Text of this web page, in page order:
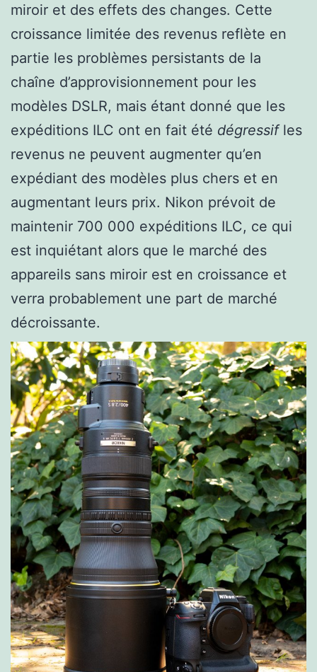
miroir et des effets des changes. Cette
croissance limitée des revenus reflète en
partie les problèmes persistants de la
chaîne d’approvisionnement pour les
modèles DSLR, mais étant donné que les
expéditions ILC ont en fait été dégressifles
revenus ne peuvent augmenter qu’en
expédiant des modèles plus chers et en
augmentant leurs prix. Nikon prévoit de
maintenir 700 000 expéditions ILC, ce qui
est inquiétant alors que le marché des
appareils sans miroir est en croissance et
verra probablement une part de marché
décroissante.